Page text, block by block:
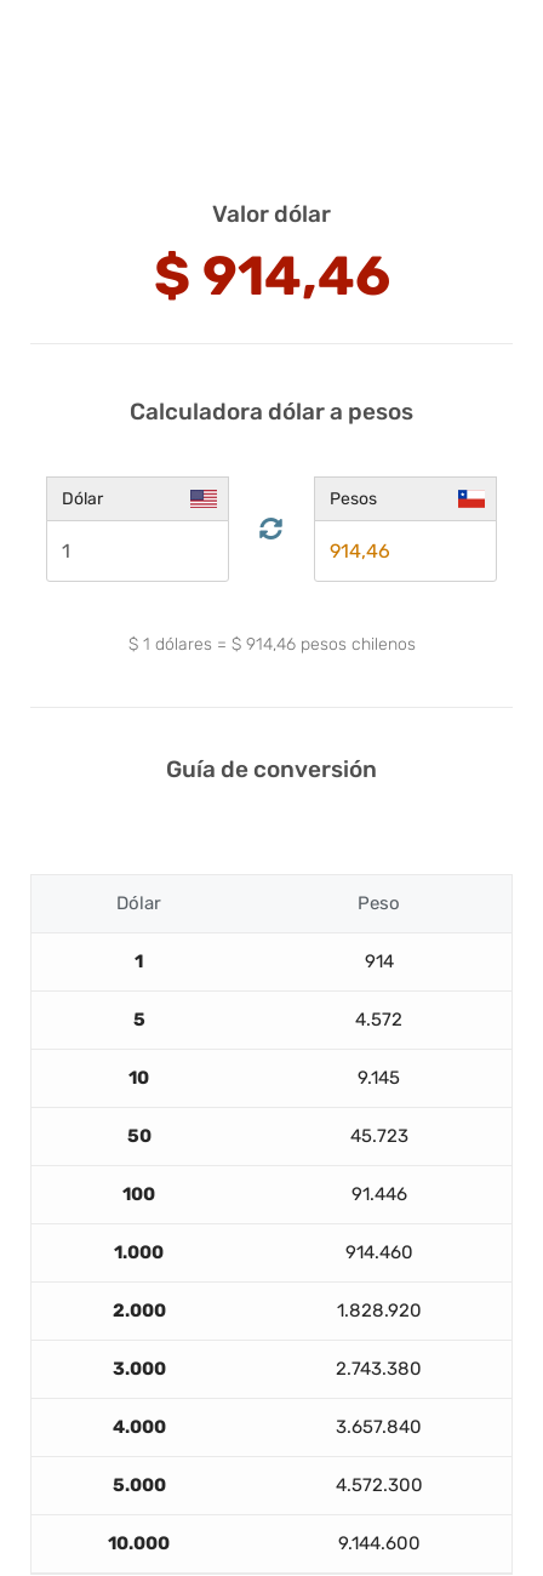
Valor dólar
$ 914,46
Calculadora dólar a pesos
Dólar Pesos
$ 1 dólares = $ 914,46pesos chilenos
Guía de conversión
Dólar Peso
1 914
5 4.572
10 9.145
50 45.723
100 91.446
1.000 914.460
2.000 1.828.920
3.000 2.743.380
4.000 3.657.840
5.000 4.572.300
10.000 9.144.600